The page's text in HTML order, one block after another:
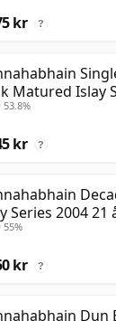
kr ?
Matured Islay
53.8%
kr ?
Series 2004 21
55%
kr ?
Dun